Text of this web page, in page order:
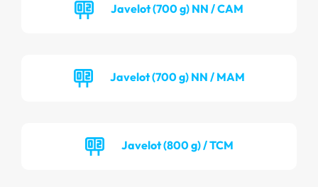
Javelot (700 g) NN / CAM
Javelot (700 g) NN / MAM
Javelot (800 g) / TCM